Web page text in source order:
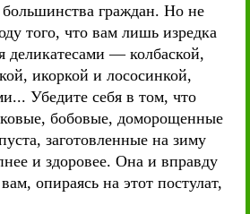
граждан. Но не
того, что вам лишь изредка
деликатесами — колбаской,
икоркой и лососинкой,
Убедите себя в том, что
бобовые, доморощенные
заготовленные на зиму
и здоровее. Она и вправду
опираясь на этот постулат,